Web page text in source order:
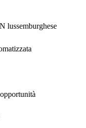
lussemburghese